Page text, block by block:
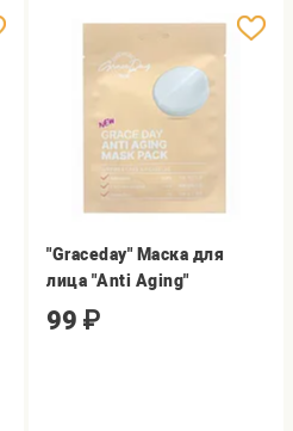
"Graceday" Маска для
лица "Anti Aging"
99 ₽